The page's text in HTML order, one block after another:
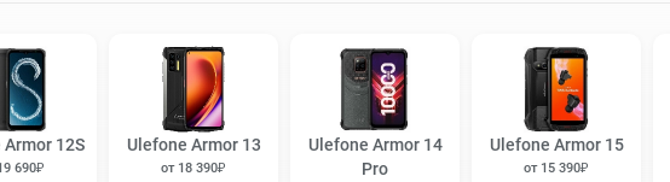
12S
690₽
Ulefone Armor 13
от 18 390₽
Ulefone Armor 14
Pro
Ulefone Armor 15
от 15 390₽